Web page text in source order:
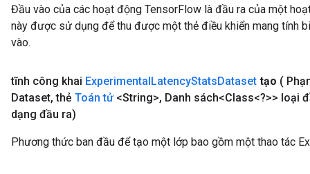
Đầu vào của các hoạt động TensorFlow là đầu ra của một
này được sử dụng để thu được một thẻ điều khiển mang tính
vào.
tĩnh công khai ExperimentalLatencyStatsDataset tạo (
Dataset, thẻ Toán tử<String>, Danh sách<Class<?>> loại
dạng đầu ra)
Phương thức ban đầu để tạo một lớp bao gồm một thao tác